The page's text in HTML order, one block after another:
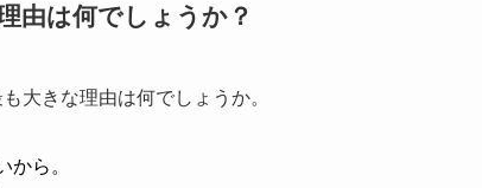
由は何でしょうか？
大きな理由は何でしょうか。
から。